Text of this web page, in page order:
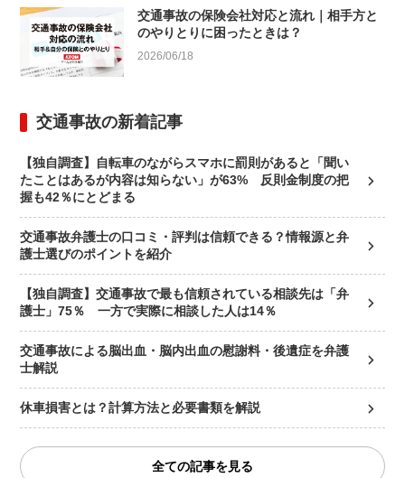
交通事故の保険会社対応と流れ｜相手方と
のやりとりに困ったときは？
2026/06/18
交通事故の新着記事
【独自調査】自転車のながらスマホに罰則があると「聞い
たことはあるが内容は知らない」が63% 反則金制度の把
握も42％にとどまる
交通事故弁護士の口コミ・評判は信頼できる？情報源と弁
護士選びのポイントを紹介
【独自調査】交通事故で最も信頼されている相談先は「弁
護士」75％ 一方で実際に相談した人は14％
交通事故による脳出血・脳内出血の慰謝料・後遺症を弁護
士解説
休車損害とは？計算方法と必要書類を解説
全ての記事を見る